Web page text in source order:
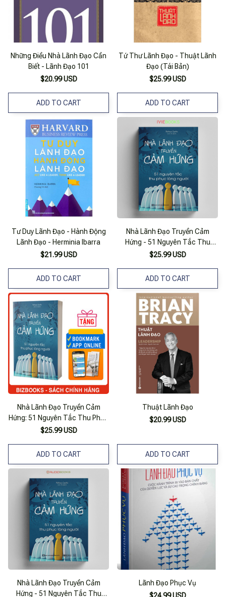
Những Điều Nhà Lãnh Đạo Cần
Biết - Lãnh Đạo 101
$20.99 USD
ADD TO CART
Tứ Thư Lãnh Đạo - Thuật Lãnh
Đạo (Tái Bản)
$25.99 USD
ADD TO CART
Tư Duy Lãnh Đạo - Hành Động
Lãnh Đạo - Herminia Ibarra
$21.99 USD
ADD TO CART
Nhà Lãnh Đạo Truyền Cảm
Hứng - 51 Nguyên Tắc Thu
Phục Lòng Người
$25.99 USD
ADD TO CART
Nhà Lãnh Đạo Truyền Cảm
Hứng: 51 Nguyên Tắc Thu Phục
Lòng Người
$25.99 USD
ADD TO CART
Thuật Lãnh Đạo
$20.99 USD
ADD TO CART
Nhà Lãnh Đạo Truyền Cảm
Hứng - 51 Nguyên Tắc Thu
Lãnh Đạo Phục Vụ